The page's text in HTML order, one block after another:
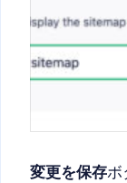
変更を保存ボ